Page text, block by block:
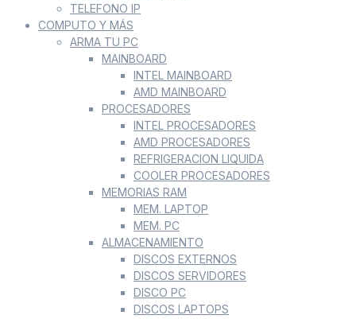
TELEFONO IP
COMPUTO Y MÁS
ARMA TU PC
MAINBOARD
INTEL MAINBOARD
AMD MAINBOARD
PROCESADORES
INTEL PROCESADORES
AMD PROCESADORES
REFRIGERACION LIQUIDA
COOLER PROCESADORES
MEMORIAS RAM
MEM. LAPTOP
MEM. PC
ALMACENAMIENTO
DISCOS EXTERNOS
DISCOS SERVIDORES
DISCO PC
DISCOS LAPTOPS